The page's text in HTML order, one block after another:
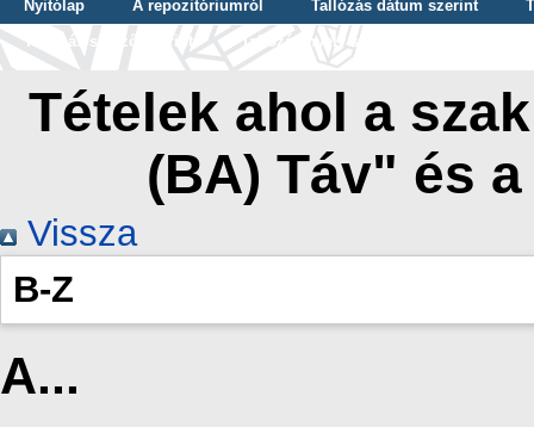
Nyitólap A repozitóriumról Tallózás dátum szerint
Tallózás szerző szerint
Tallózás nyelv szerint
Tételek ahol a
(BA) Táv" és
Vissza
B-Z
A...